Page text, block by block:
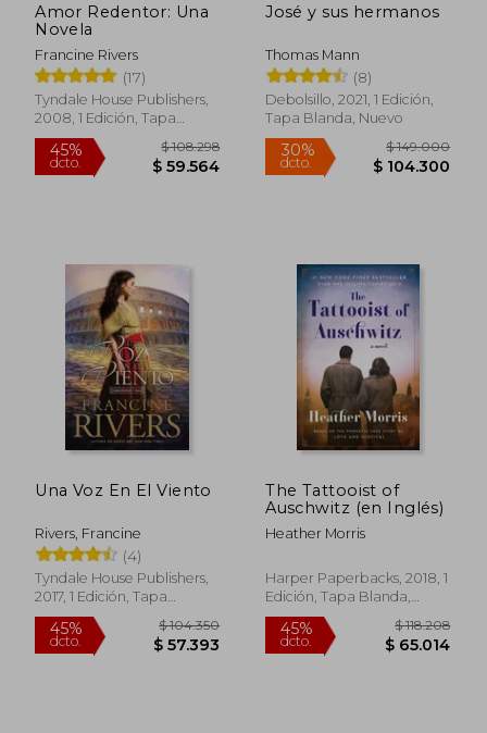
Amor Redentor: Una
Novela
Francine Rivers
(17)
Tyndale House Publishers,
2008, 1 Edición, Tapa
Blanda, Nuevo
45%
dcto.
$ 108.298
$ 59.564
José y sus hermanos
Thomas Mann
(8)
Debolsillo, 2021, 1 Edición,
Tapa Blanda, Nuevo
30%
dcto.
Rápido
Una Voz En El Viento
Rivers, Francine
(4)
Tyndale House Publishers,
2017, 1 Edición, Tapa
Blanda, Nuevo
The Tattooist of
Auschwitz (en Inglés)
Heather Morris
Harper Paperbacks, 2018, 1
Edición, Tapa Blanda,
Nuevo